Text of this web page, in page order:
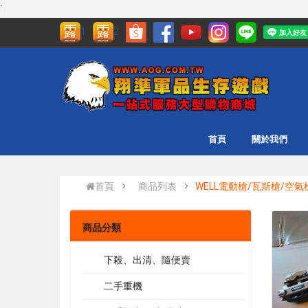
`
1 2
首頁 關於我們
首頁 商品列表 WELL電動槍/瓦斯槍/空氣
商品分類
下殺、出清、隨便賣
二手重機